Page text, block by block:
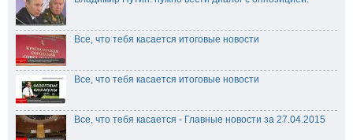
Все, что тебя касается итоговые новости
Все, что тебя касается итоговые новости
Все, что тебя касается - Главные новости за 27.04.2015